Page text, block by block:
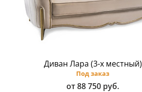
Диван Лара (3-х местный)
Под заказ
от 88 750 руб.